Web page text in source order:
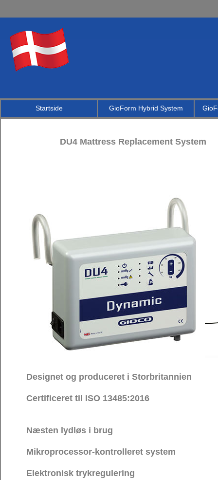
Startside GioForm Hybrid System
DU4 Mattress Replacement System
Designet og produceret i Storbritannien
Certificeret til ISO 13485:2016
Næsten lydløs i brug
Mikroprocessor-kontrolleret system
Elektronisk trykregulering